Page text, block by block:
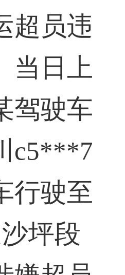
超员违
当日上
驾驶车
c5***7
行驶至
坪段